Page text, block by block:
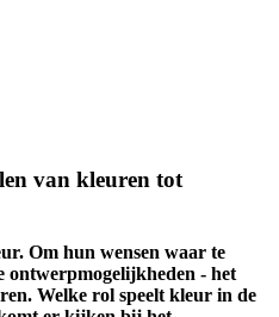
van kleuren tot
Om hun wensen waar te
ontwerpmogelijkheden - het
Welke rol speelt kleur in de